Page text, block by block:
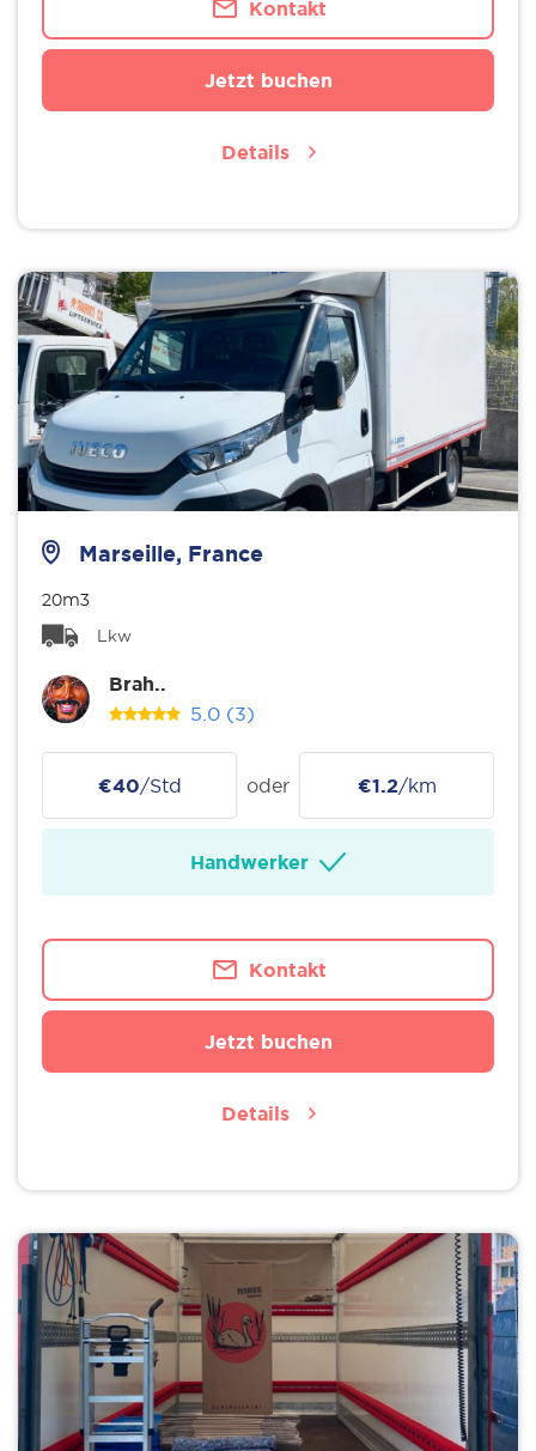
Kontakt
Jetzt buchen
Details
Marseille, France
20m3
Lkw
Brah..
5.0 (3)
€40/Std oder €1.2/km
Handwerker
Kontakt
Jetzt buchen
Details